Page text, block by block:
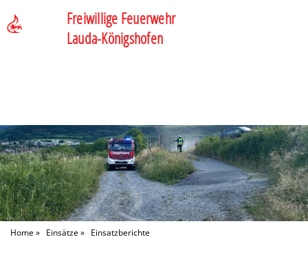
Freiwillige Feuerwehr
Lauda-Königshofen
Home» Einsätze» Einsatzberichte